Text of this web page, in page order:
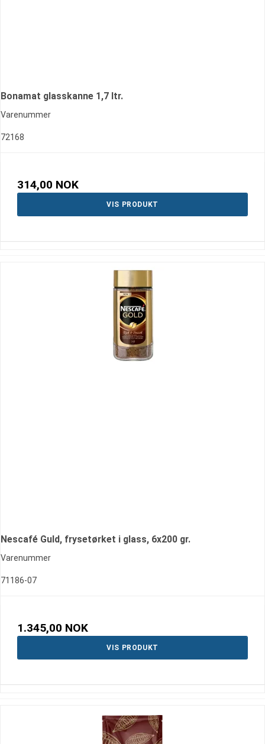
Bonamat glasskanne 1,7 ltr.
Varenummer
72168
314,00 NOK
VIS PRODUKT
Nescafé Guld, frysetørket i glass, 6x200 gr.
Varenummer
71186-07
1.345,00 NOK
VIS PRODUKT